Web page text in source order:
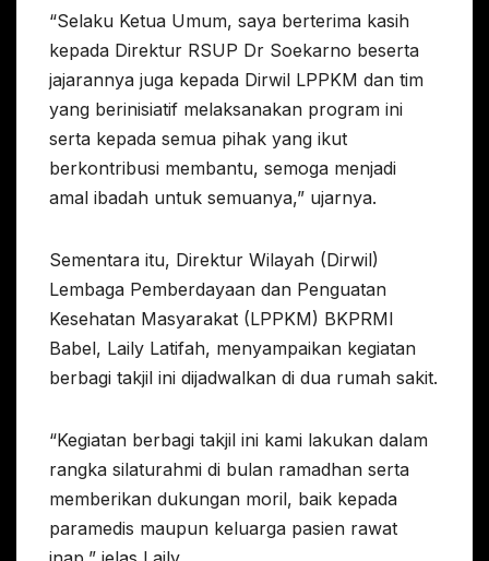
“Selaku Ketua Umum, saya berterima kasih
kepada Direktur RSUP Dr Soekarno beserta
jajarannya juga kepada Dirwil LPPKM dan tim
yang berinisiatif melaksanakan program ini
serta kepada semua pihak yang ikut
berkontribusi membantu, semoga menjadi
amal ibadah untuk semuanya,” ujarnya.
Sementara itu, Direktur Wilayah (Dirwil)
Lembaga Pemberdayaan dan Penguatan
Kesehatan Masyarakat (LPPKM) BKPRMI
Babel, Laily Latifah, menyampaikan kegiatan
berbagi takjil ini dijadwalkan di dua rumah sakit.
“Kegiatan berbagi takjil ini kami lakukan dalam
rangka silaturahmi di bulan ramadhan serta
memberikan dukungan moril, baik kepada
paramedis maupun keluarga pasien rawat